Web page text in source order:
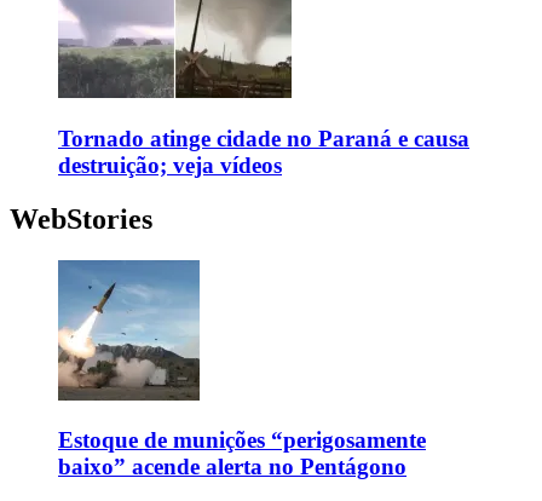
Tornado atinge cidade no Paraná e causa
destruição; veja vídeos
WebStories
Estoque de munições “perigosamente
baixo” acende alerta no Pentágono